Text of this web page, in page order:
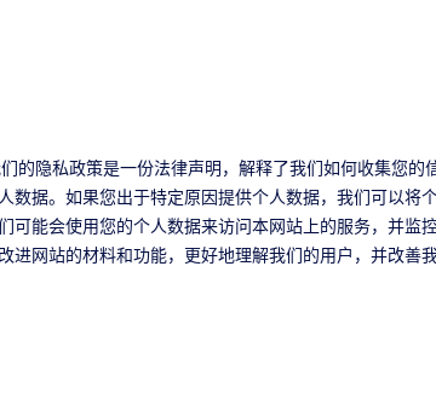
的隐私政策是一份法律声明，解释了我们如何收集您
数据。如果您出于特定原因提供个人数据，我们可以
可能会使用您的个人数据来访问本网站上的服务，并
进网站的材料和功能，更好地理解我们的用户，并改